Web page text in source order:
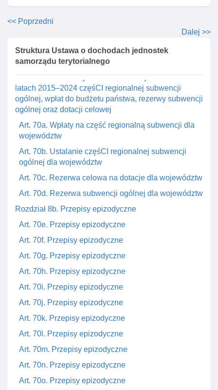
<< Poprzedni
Dalej >>
Struktura Ustawa o dochodach jednostek
samorządu terytorialnego
Art. 68. Zmiana ustawyo komercjalizacji,
restrukturyzacji I prywatyzacji przedsiębiorstwa
Art. 69. Zmiana ustawy o dodatkach mieszkaniowych
Art. 70. Zmiana ustawy o transporcie kolejowym
Rozdział 8a. Zasady ustalania dla województw w
latach 2015–2024 częśCI regionalnej subwencji
ogólnej, wpłat do budżetu państwa, rezerwy subwencji
ogólnej oraz dotacji celowej
Art. 70a. Wpłaty na część regionalną subwencji dla
województw
Art. 70b. Ustalanie częśCI regionalnej subwencji
ogólnej dla województw
Art. 70c. Rezerwa celowa na dotacje dla województw
Art. 70d. Rezerwa subwencji ogólnej dla województw
Rozdział 8b. Przepisy epizodyczne
Art. 70e. Przepisy epizodyczne
Art. 70f. Przepisy epizodyczne
Art. 70g. Przepisy epizodyczne
Art. 70h. Przepisy epizodyczne
Art. 70i. Przepisy epizodyczne
Art. 70j. Przepisy epizodyczne
Art. 70k. Przepisy epizodyczne
Art. 70l. Przepisy epizodyczne
Art. 70m. Przepisy epizodyczne
Art. 70n. Przepisy epizodyczne
Art. 70o. Przepisy epizodyczne